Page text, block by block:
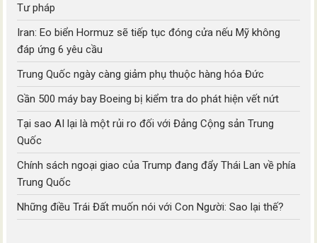
Tư pháp
Iran: Eo biển Hormuz sẽ tiếp tục đóng cửa nếu Mỹ không
đáp ứng 6 yêu cầu
Trung Quốc ngày càng giảm phụ thuộc hàng hóa Đức
Gần 500 máy bay Boeing bị kiểm tra do phát hiện vết nứt
Tại sao AI lại là một rủi ro đối với Đảng Cộng sản Trung
Quốc
Chính sách ngoại giao của Trump đang đẩy Thái Lan về phía
Trung Quốc
Những điều Trái Đất muốn nói với Con Người: Sao lại thế?